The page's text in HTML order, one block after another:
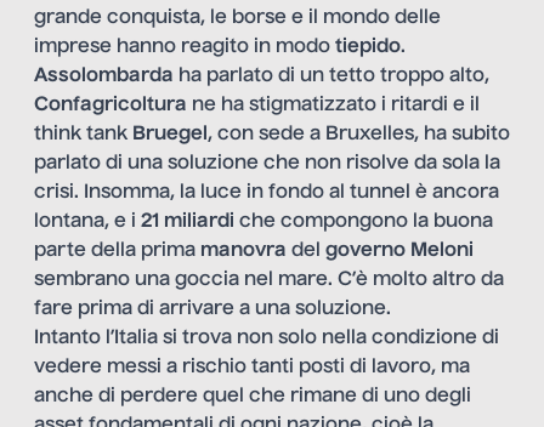
grande conquista, le borse e il mondo delle
imprese hanno reagito in modo tiepido.
Assolombarda ha parlato di un tetto troppo alto,
Confagricoltura ne ha stigmatizzato i ritardi e il
think tank Bruegel , con sede a Bruxelles, ha subito
parlato di una soluzione che non risolve da sola la
crisi. Insomma, la luce in fondo al tunnel è ancora
lontana, e i 21 miliardi che compongono la buona
parte della prima manovra del governo Meloni
sembrano una goccia nel mare. C’è molto altro da
fare prima di arrivare a una soluzione.
Intanto l’Italia si trova non solo nella condizione di
vedere messi a rischio tanti posti di lavoro, ma
anche di perdere quel che rimane di uno degli